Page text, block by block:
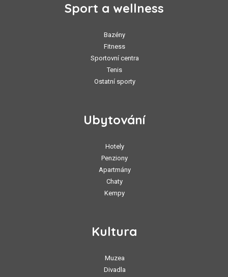
Sport a wellness
Bazény
Fitness
Sportovní centra
Tenis
Ostatní sporty
Ubytování
Hotely
Penziony
Apartmány
Chaty
Kempy
Kultura
Muzea
Divadla